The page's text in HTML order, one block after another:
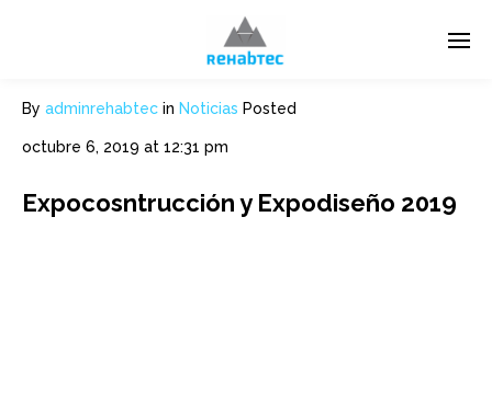
By adminrehabtec in Noticias Posted
octubre 6, 2019 at 12:31 pm
Expocosntrucción y Expodiseño 2019